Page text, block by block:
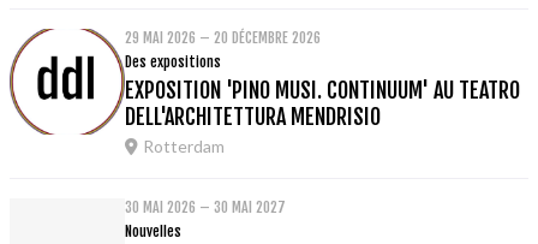
29 MAI 2026 – 20 DÉCEMBRE 2026
Des expositions
EXPOSITION 'PINO MUSI. CONTINUUM' AU TEATRO
DELL'ARCHITETTURA MENDRISIO
Rotterdam
30 MAI 2026 – 30 MAI 2027
Nouvelles